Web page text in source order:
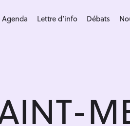
Agenda Lettre d’info Débats